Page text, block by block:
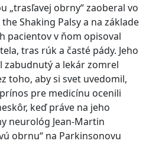
„trasľavej obrny“ zaoberal vo
Shaking Palsy a na základe
pacientov v ňom opisoval
tras rúk a časté pády. Jeho
zabudnutý a lekár zomrel
toho, aby si svet uvedomil,
pre medicínu ocenili
keď práve na jeho
neurológ Jean-Martin
obrnu“ na Parkinsonovu